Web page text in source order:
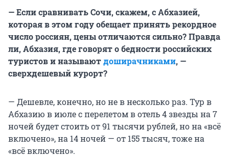
— Если сравнивать Сочи, скажем, с Абхазией,
которая в этом году обещает принять рекордное
число россиян, цены отличаются сильно? Правда
ли, Абхазия, где говорят о бедности российских
туристов и называютдоширачниками, —
сверхдешевый курорт?
— Дешевле, конечно, но не в несколько раз. Тур в
Абхазию в июле с перелетом в отель 4 звезды на 7
ночей будет стоить от 91 тысячи рублей, но на «всё
включено», на 14 ночей — от 155 тысяч, тоже на
«всё включено».